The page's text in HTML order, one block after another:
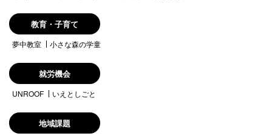
教育・子育て
夢中教室 小さな森の学童
就労機会
UNROOF いえとしごと
地域課題